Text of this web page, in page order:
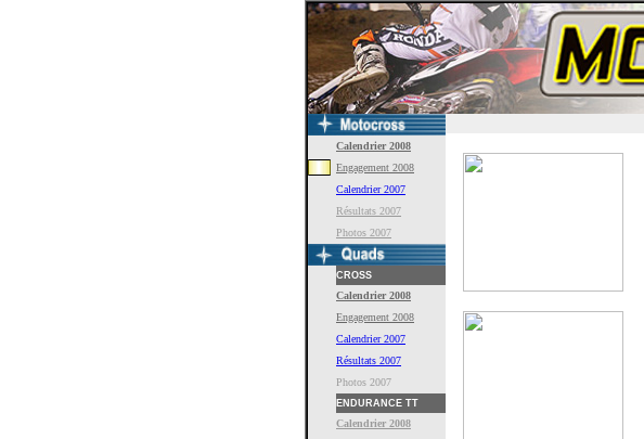
Calendrier 2008
Engagement 2008
Calendrier 2007
Résultats 2007
Photos 2007
CROSS
Calendrier 2008
Engagement 2008
Calendrier 2007
Résultats 2007
Photos 2007
ENDURANCE TT
Calendrier 2008